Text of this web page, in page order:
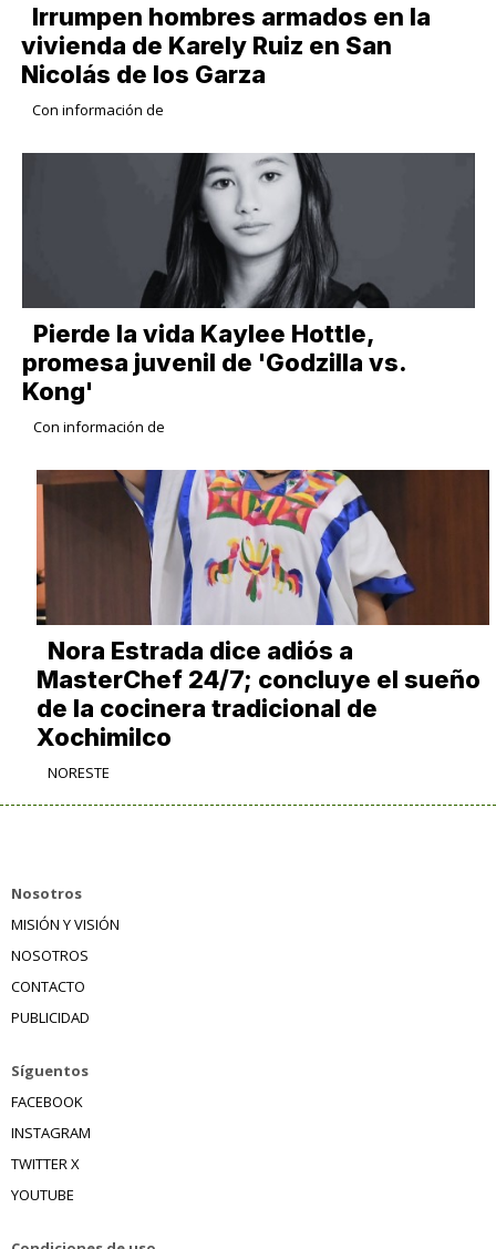
Irrumpen hombres armados en la
vivienda de Karely Ruiz en San
Nicolás de los Garza
Con información de
Pierde la vida Kaylee Hottle,
promesa juvenil de 'Godzilla vs.
Kong'
Con información de
Nora Estrada dice adiós a
MasterChef 24/7; concluye el sueño
de la cocinera tradicional de
Xochimilco
NORESTE
Nosotros
MISIÓN Y VISIÓN
NOSOTROS
CONTACTO
PUBLICIDAD
Síguentos
FACEBOOK
INSTAGRAM
TWITTER X
YOUTUBE